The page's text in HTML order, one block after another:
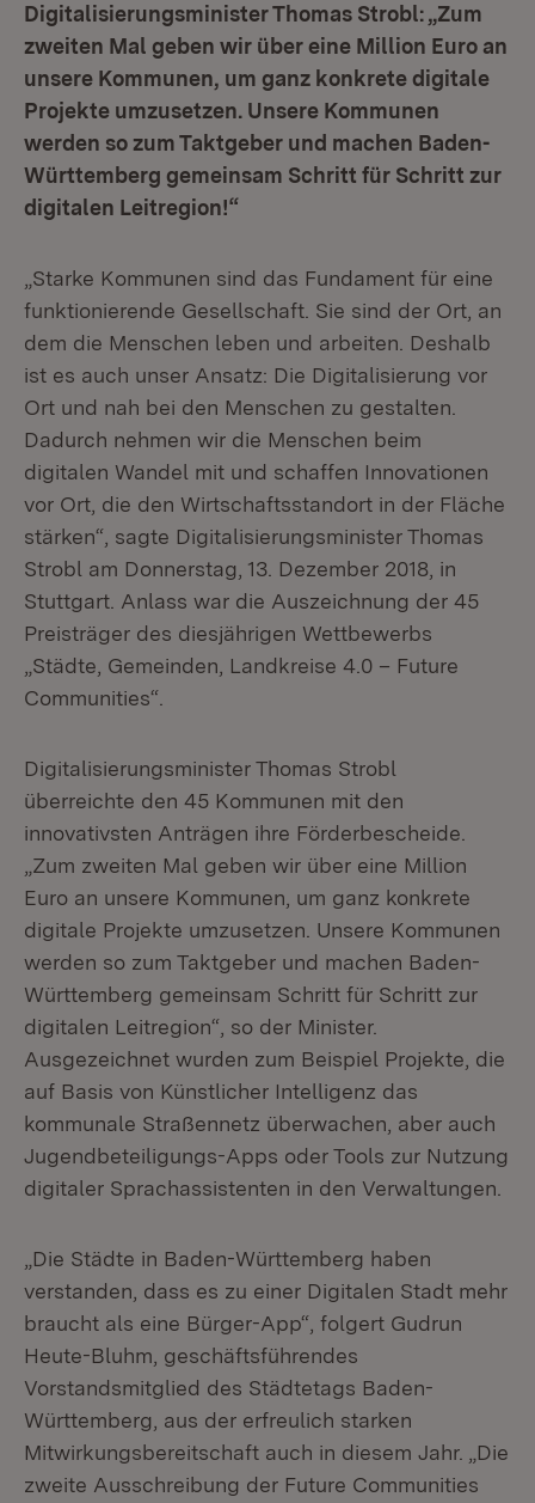
Digitalisierungsminister Thomas Strobl: „Zum
zweiten Mal geben wir über eine Million Euro an
unsere Kommunen, um ganz konkrete digitale
Projekte umzusetzen. Unsere Kommunen
werden so zum Taktgeber und machen Baden-
Württemberg gemeinsam Schritt für Schritt zur
digitalen Leitregion!“
„Starke Kommunen sind das Fundament für eine
funktionierende Gesellschaft. Sie sind der Ort, an
dem die Menschen leben und arbeiten. Deshalb
ist es auch unser Ansatz: Die Digitalisierung vor
Ort und nah bei den Menschen zu gestalten.
Dadurch nehmen wir die Menschen beim
digitalen Wandel mit und schaffen Innovationen
vor Ort, die den Wirtschaftsstandort in der Fläche
stärken“, sagte Digitalisierungsminister Thomas
Strobl am Donnerstag, 13. Dezember 2018, in
Stuttgart. Anlass war die Auszeichnung der 45
Preisträger des diesjährigen Wettbewerbs
„Städte, Gemeinden, Landkreise 4.0 – Future
Communities“.
Digitalisierungsminister Thomas Strobl
überreichte den 45 Kommunen mit den
innovativsten Anträgen ihre Förderbescheide.
„Zum zweiten Mal geben wir über eine Million
Euro an unsere Kommunen, um ganz konkrete
digitale Projekte umzusetzen. Unsere Kommunen
werden so zum Taktgeber und machen Baden-
Württemberg gemeinsam Schritt für Schritt zur
digitalen Leitregion“, so der Minister.
Ausgezeichnet wurden zum Beispiel Projekte, die
auf Basis von Künstlicher Intelligenz das
kommunale Straßennetz überwachen, aber auch
Jugendbeteiligungs-Apps oder Tools zur Nutzung
digitaler Sprachassistenten in den Verwaltungen.
„Die Städte in Baden-Württemberg haben
verstanden, dass es zu einer Digitalen Stadt mehr
braucht als eine Bürger-App“, folgert Gudrun
Heute-Bluhm, geschäftsführendes
Vorstandsmitglied des Städtetags Baden-
Württemberg, aus der erfreulich starken
Mitwirkungsbereitschaft auch in diesem Jahr. „Die
zweite Ausschreibung der Future Communities